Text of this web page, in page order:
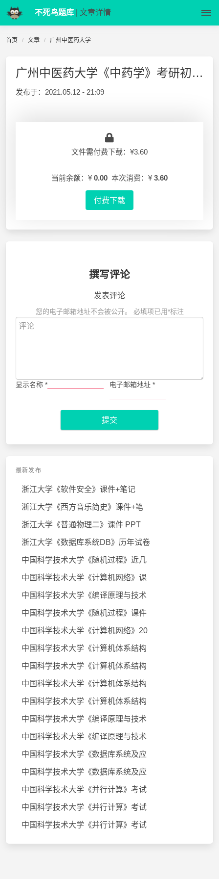
不死鸟题库 | 文章详情
首页 文章 广州中医药大学
广州中医药大学《中药学》考研初试题库
发布于： 2021.05.12 - 21:09
文件需付费下载：¥3.60
当前余额：¥ 0.00 本次消费：¥ 3.60
付费下载
撰写评论
发表评论
您的电子邮箱地址不会被公开。 必填项已用*标注
显示名称 * 电子邮箱地址 *
提交
最新发布
浙江大学《软件安全》课件+笔记
浙江大学《西方音乐简史》课件+笔
浙江大学《普通物理二》课件 PPT
浙江大学《数据库系统DB》历年试卷
中国科学技术大学《随机过程》近几
中国科学技术大学《计算机网络》课
中国科学技术大学《编译原理与技术
中国科学技术大学《随机过程》课件
中国科学技术大学《计算机网络》20
中国科学技术大学《计算机体系结构
中国科学技术大学《计算机体系结构
中国科学技术大学《计算机体系结构
中国科学技术大学《计算机体系结构
中国科学技术大学《编译原理与技术
中国科学技术大学《编译原理与技术
中国科学技术大学《数据库系统及应
中国科学技术大学《数据库系统及应
中国科学技术大学《并行计算》考试
中国科学技术大学《并行计算》考试
中国科学技术大学《并行计算》考试